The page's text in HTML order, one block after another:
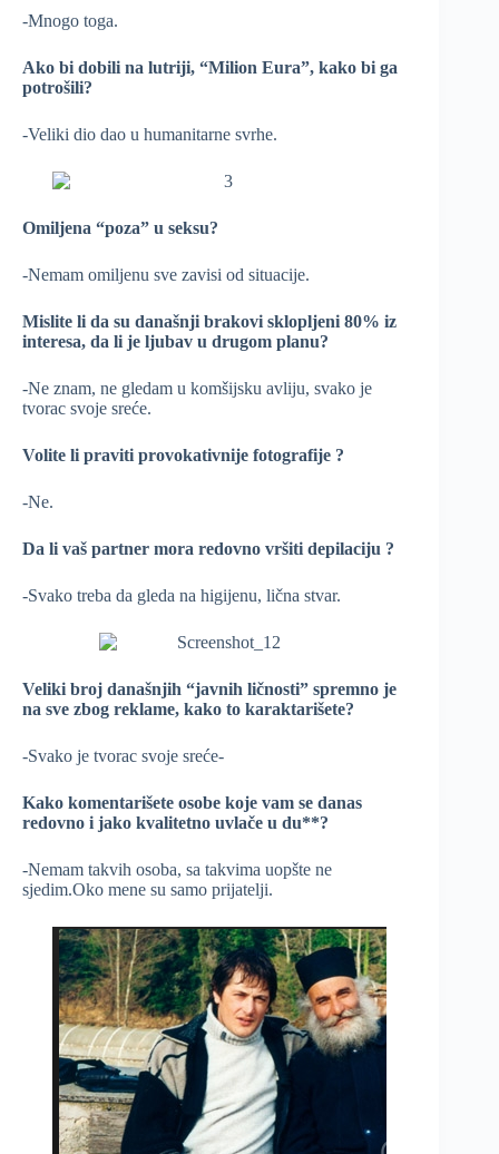
-Mnogo toga.
Ako bi dobili na lutriji, “Milion Eura”, kako bi ga
potrošili?
-Veliki dio dao u humanitarne svrhe.
Omiljena “poza” u seksu?
-Nemam omiljenu sve zavisi od situacije.
Mislite li da su današnji brakovi sklopljeni 80% iz
interesa, da li je ljubav u drugom planu?
-Ne znam, ne gledam u komšijsku avliju, svako je
tvorac svoje sreće.
Volite li praviti provokativnije fotografije ?
-Ne.
Da li vaš partner mora redovno vršiti depilaciju ?
-Svako treba da gleda na higijenu, lična stvar.
Veliki broj današnjih “javnih ličnosti” spremno je
na sve zbog reklame, kako to karaktarišete?
-Svako je tvorac svoje sreće-
Kako komentarišete osobe koje vam se danas
redovno i jako kvalitetno uvlače u du**?
-Nemam takvih osoba, sa takvima uopšte ne
sjedim.Oko mene su samo prijatelji.